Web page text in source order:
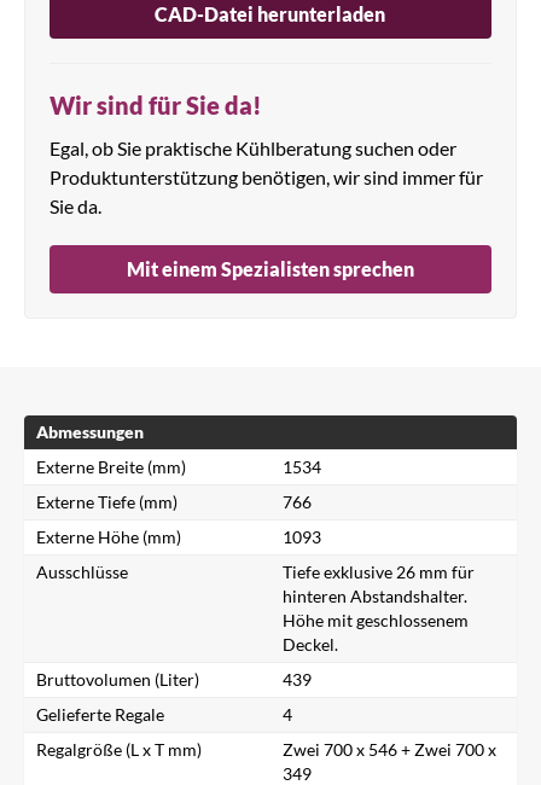
CAD-Datei herunterladen
Wir sind für Sie da!
Egal, ob Sie praktische Kühlberatung suchen oder
Produktunterstützung benötigen, wir sind immer für
Sie da.
Mit einem Spezialisten sprechen
Abmessungen
Externe Breite (mm)
1534
Externe Tiefe (mm)
766
Externe Höhe (mm)
1093
Ausschlüsse
Tiefe exklusive 26 mm für
hinteren Abstandshalter.
Höhe mit geschlossenem
Deckel.
Bruttovolumen (Liter)
439
Gelieferte Regale
4
Regalgröße (L x T mm)
Zwei 700 x 546 + Zwei 700 x
349